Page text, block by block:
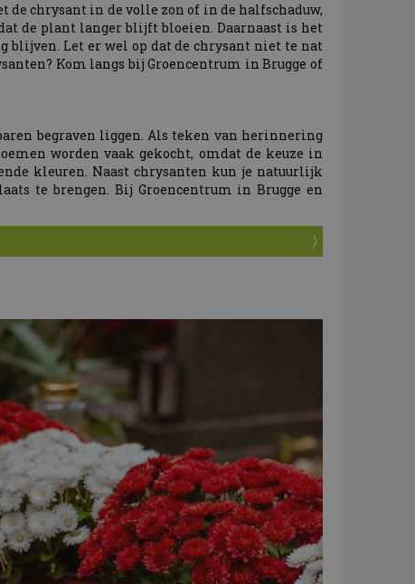
de chrysant in de volle zon of in de halfschaduw,
de plant langer blijft bloeien. Daarnaast is het
blijven. Let er wel op dat de chrysant niet te nat
Kom langs bij Groencentrum in Brugge of
begraven liggen. Als teken van herinnering
worden vaak gekocht, omdat de keuze in
kleuren. Naast chrysanten kun je natuurlijk
te brengen. Bij Groencentrum in Brugge en